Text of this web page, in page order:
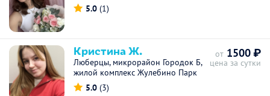
5.0 (1)
Кристина Ж.
Люберцы, микрорайон Городок Б,
жилой комплекс Жулебино Парк
5.0 (3)
от 1500 ₽
цена за сутки